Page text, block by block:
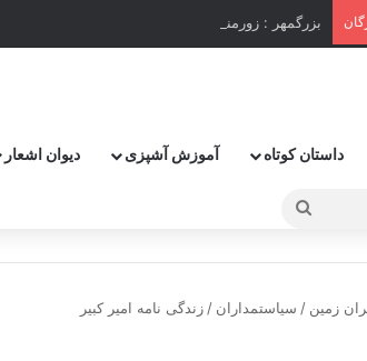
بزرگمهر : زورمندترین و پر گزنده ترین اهرمن آز
داستان کوتاه آموزش آشپزی دیوان اشعار
جستجو
زمین / سیاستمداران / زندگی نامه امیر کبیر